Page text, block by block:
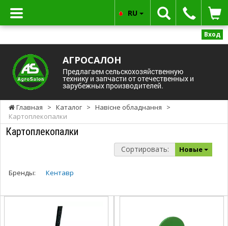
Вход
АГРОСАЛОН
Предлагаем сельскохозяйственную
технику и запчасти от отечественных и
зарубежных производителей.
RU
Главная > Каталог > Навісне обладнання
>
Картоплекопалки
Картоплекопалки
Сортировать: Новые
Бренды: Кентавр